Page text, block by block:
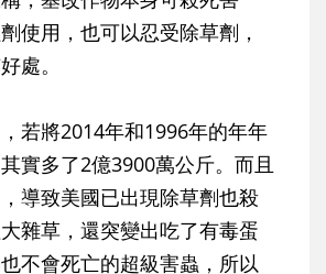
使用，也可以忍受除草劑，
處。
若將2014年和1996年的年年
實多了2億3900萬公斤。而且
導致美國已出現除草劑也殺
雜草，還突變出吃了有毒蛋
不會死亡的超級害蟲，所以